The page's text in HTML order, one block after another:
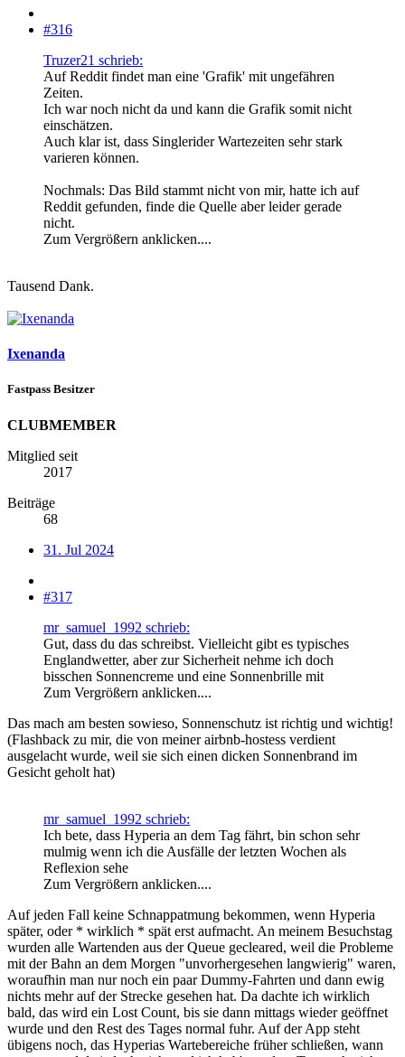
#316
Truzer21 schrieb:
Auf Reddit findet man eine 'Grafik' mit ungefähren
Zeiten.
Ich war noch nicht da und kann die Grafik somit nicht
einschätzen.
Auch klar ist, dass Singlerider Wartezeiten sehr stark
varieren können.
Nochmals: Das Bild stammt nicht von mir, hatte ich auf
Reddit gefunden, finde die Quelle aber leider gerade
nicht.
Zum Vergrößern anklicken....
Tausend Dank.
Ixenanda
Fastpass Besitzer
CLUBMEMBER
Mitglied seit
2017
Beiträge
68
31. Jul 2024
#317
mr_samuel_1992 schrieb:
Gut, dass du das schreibst. Vielleicht gibt es typisches
Englandwetter, aber zur Sicherheit nehme ich doch
bisschen Sonnencreme und eine Sonnenbrille mit
Zum Vergrößern anklicken....
Das mach am besten sowieso, Sonnenschutz ist richtig und wichtig!
(Flashback zu mir, die von meiner airbnb-hostess verdient
ausgelacht wurde, weil sie sich einen dicken Sonnenbrand im
Gesicht geholt hat)
mr_samuel_1992 schrieb:
Ich bete, dass Hyperia an dem Tag fährt, bin schon sehr
mulmig wenn ich die Ausfälle der letzten Wochen als
Reflexion sehe
Zum Vergrößern anklicken....
Auf jeden Fall keine Schnappatmung bekommen, wenn Hyperia
später, oder * wirklich * spät erst aufmacht. An meinem Besuchstag
wurden alle Wartenden aus der Queue gecleared, weil die Probleme
mit der Bahn an dem Morgen "unvorhergesehen langwierig" waren,
woraufhin man nur noch ein paar Dummy-Fahrten und dann ewig
nichts mehr auf der Strecke gesehen hat. Da dachte ich wirklich
bald, das wird ein Lost Count, bis sie dann mittags wieder geöffnet
wurde und den Rest des Tages normal fuhr. Auf der App steht
übigens noch, das Hyperias Wartebereiche früher schließen, wann